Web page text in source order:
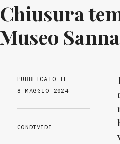
Chiusura
Museo
PUBBLICATO IL
8 MAGGIO 2024
CONDIVIDI